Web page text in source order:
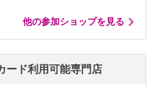
他の参加ショップを見る
ード利用可能専門店